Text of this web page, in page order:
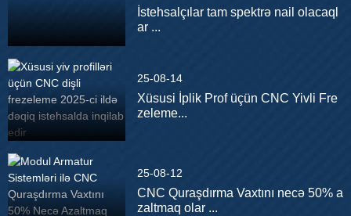
İstehsalçılar tam spektrə nail olacaql
ar ...
25-08-14
Xüsusi İplik Prof üçün CNC Yivli Fre
zeleme...
25-08-12
CNC Quraşdırma Vaxtını necə 50% a
zaltmaq olar ...